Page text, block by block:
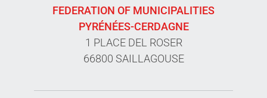
FEDERATION OF MUNICIPALITIES
PYRÉNÉES-CERDAGNE
1 PLACE DEL ROSER
66800 SAILLAGOUSE